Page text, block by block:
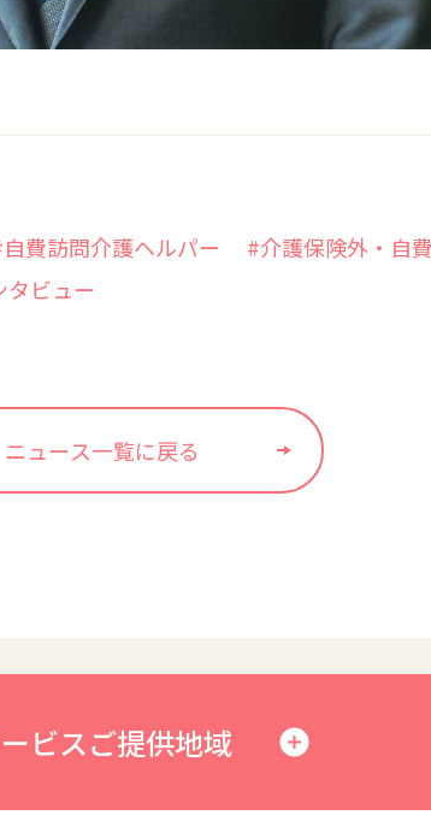
費訪問介護ヘルパー #介護保険外・自
タビュー
ニュース一覧に戻る
ビスご提供地域